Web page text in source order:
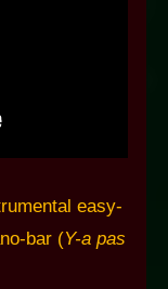
easy-
bar (Y-a pas